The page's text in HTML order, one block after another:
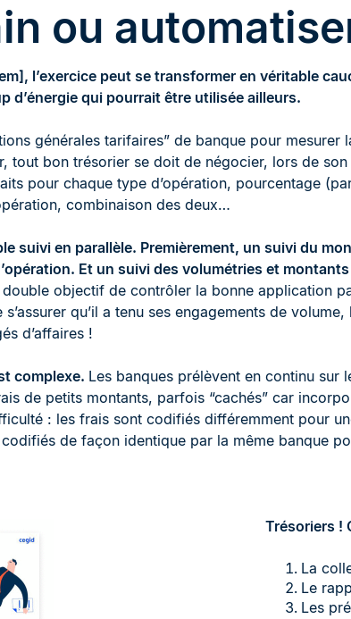
ou
l’exercice peut se transformer en véritable
d’énergie qui pourrait être utilisée ailleurs.
générales tarifaires” de banque pour mesurer
tout bon trésorier se doit de négocier, lors de son
pour chaque type d’opération, pourcentage
combinaison des deux…
suivi en parallèle. Premièrement, un suivi du
Et un suivi des volumétries et
double objectif de contrôler la bonne application
qu’il a tenu ses engagements de volume,
d’affaires !
complexe. Les banques prélèvent en continu sur
de petits montants, parfois “cachés” car
: les frais sont codifiés différemment pour
codifiés de façon identique par la même banque
Trésoriers !
La
Le
Les